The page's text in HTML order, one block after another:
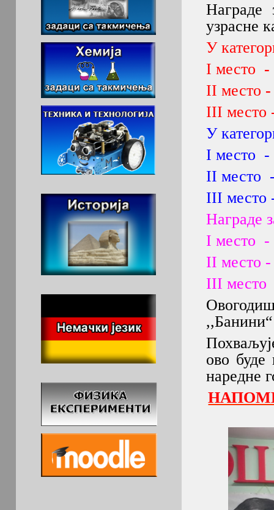
Награде
узрасне
У
I место
II место
III место
У
I
II
III место
Награде
I место -
II место
III
,,Банини“
ово буде
наредне